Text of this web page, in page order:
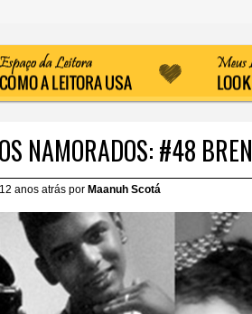
NAMORADOS: #48
anos atrás por Maanuh Scotá